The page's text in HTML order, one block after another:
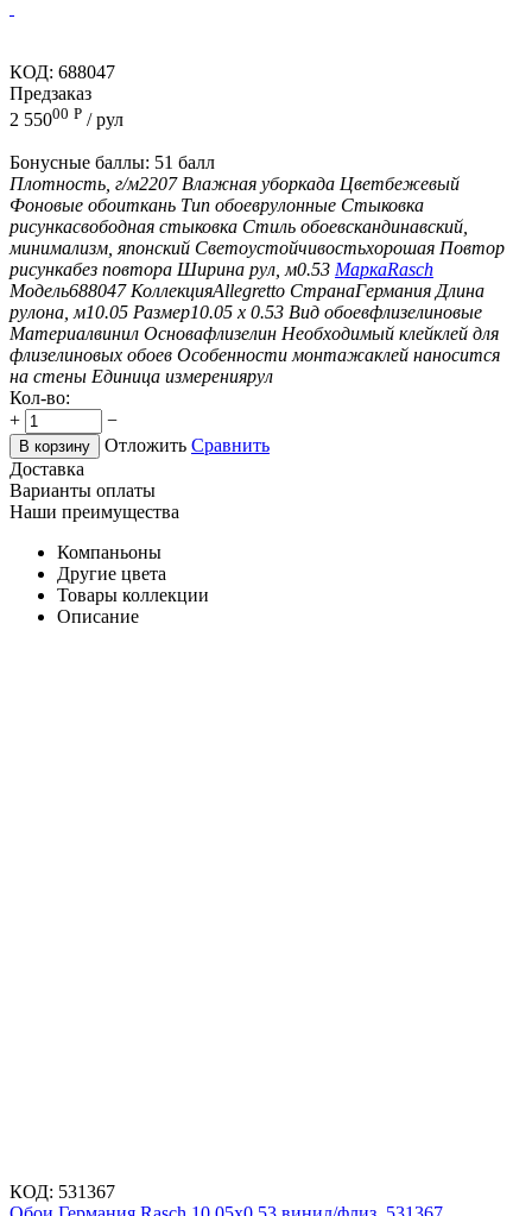
КОД: 688047
Предзаказ
2 55000 Р / рул
Бонусные баллы: 51 балл
Плотность, г/м2207 Влажная уборкада Цветбежевый
Фоновые обоиткань Тип обоеврулонные Стыковка
рисункасвободная стыковка Стиль обоевскандинавский,
минимализм, японский Светоустойчивостьхорошая Повтор
рисункабез повтора Ширина рул, м0.53 МаркаRasch
Модель688047 КоллекцияAllegretto СтранаГермания Длина
рулона, м10.05 Размер10.05 х 0.53 Вид обоевфлизелиновые
Материалвинил Основафлизелин Необходимый клейклей для
флизелиновых обоев Особенности монтажаклей наносится
на стены Единица измерениярул
Кол-во:
+
−
В корзину Отложить Сравнить
Доставка
Варианты оплаты
Наши преимущества
Компаньоны
Другие цвета
Товары коллекции
Описание
КОД: 531367